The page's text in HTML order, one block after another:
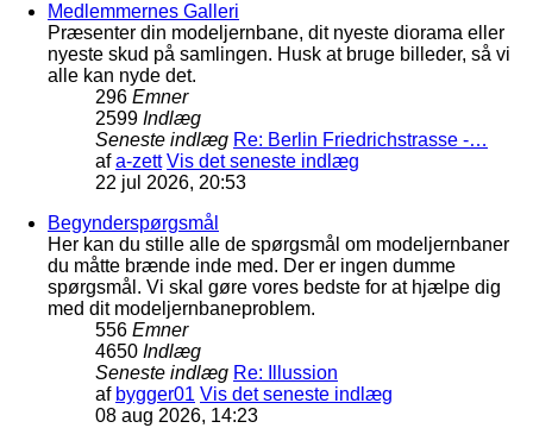
Medlemmernes Galleri
Præsenter din modeljernbane, dit nyeste diorama eller
nyeste skud på samlingen. Husk at bruge billeder, så vi
alle kan nyde det.
296 Emner
2599 Indlæg
Seneste indlæg Re: Berlin Friedrichstrasse -…
afa-zett Vis det seneste indlæg
22 jul 2026, 20:53
Begynderspørgsmål
Her kan du stille alle de spørgsmål om modeljernbaner
du måtte brænde inde med. Der er ingen dumme
spørgsmål. Vi skal gøre vores bedste for at hjælpe dig
med dit modeljernbaneproblem.
556 Emner
4650 Indlæg
Seneste indlæg Re: Illussion
af bygger01 Vis det seneste indlæg
08 aug 2026, 14:23